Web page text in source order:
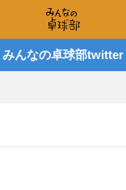
みんなの卓球部twitter